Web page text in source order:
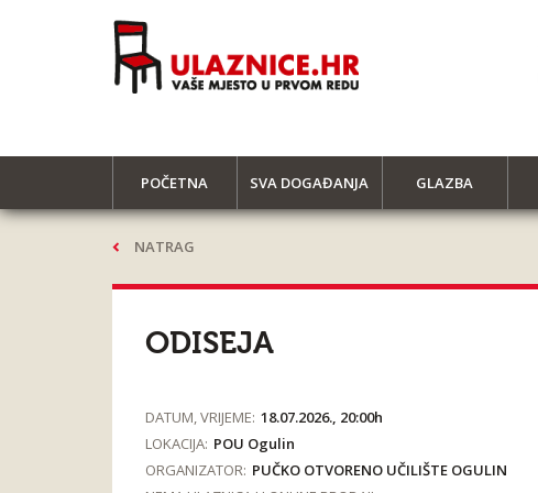
POČETNA SVA DOGAĐANJA GLAZBA
NATRAG
ODISEJA
DATUM, VRIJEME: 18.07.2026., 20:00h
LOKACIJA: POU Ogulin
ORGANIZATOR: PUČKO OTVORENO UČILIŠTE OGULIN